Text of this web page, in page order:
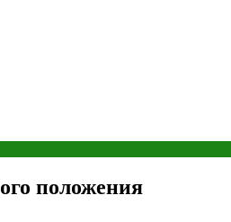
положения